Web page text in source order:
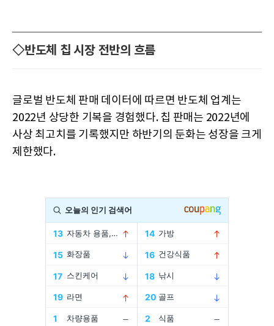
◇반도체 칩 시장 전반의 흐름
글로벌 반도체 판매 데이터에 따르면 반도체 업계는
2022년 상당한 기복을 경험했다. 칩 판매는 2022년에
사상 최고치를 기록했지만 하반기의 둔화는 성장을 크게
제한했다.